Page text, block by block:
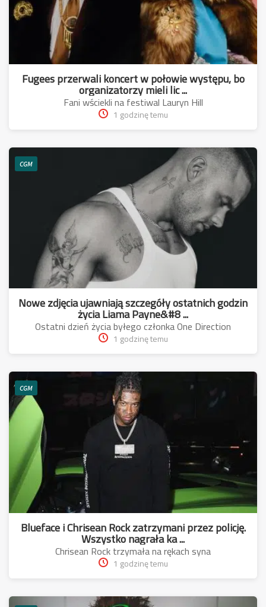
Fugees przerwali koncert w połowie występu, bo
organizatorzy mieli lic ...
Fani wściekli na festiwal Lauryn Hill
1 godzinę temu
CGM
Nowe zdjęcia ujawniają szczegóły ostatnich godzin
życia Liama Payne&#8 ...
Ostatni dzień życia byłego członka One Direction
1 godzinę temu
CGM
Blueface i Chrisean Rock zatrzymani przez policję.
Wszystko nagrała ka ...
Chrisean Rock trzymała na rękach syna
1 godzinę temu